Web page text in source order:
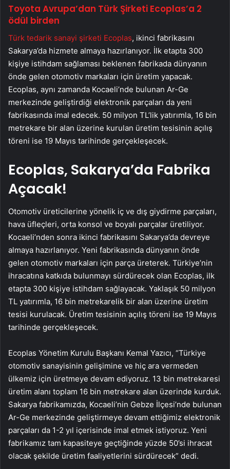
Toyota Avrupa’dan Türk Şirketi Ecoplas’a 2
ödül birden
Türk tedarik sanayi şirketi Ecoplas, ikinci fabrikasını
Sakarya’da hizmete almaya hazırlanıyor. İlk etapta 300
kişiye istihdam sağlaması beklenen fabrikada dünyanın
önde gelen otomotiv markaları için üretim yapacak.
Ecoplas, aynı zamanda Kocaeli’nde bulunan Ar-Ge
merkezinde geliştirdiği elektronik parçaları da yeni
fabrikasında imal edecek. 50 milyon TL’lik yatırımla, 16 bin
metrekare bir alan üzerine kurulan üretim tesisinin açılış
töreni ise 19 Mayıs tarihinde gerçekleşecek.
Ecoplas, Sakarya’da Fabrika
Açacak!
Otomotiv üreticilerine yönelik iç ve dış giydirme parçaları,
hava üfleçleri, orta konsol ve boyalı parçalar üretiliyor.
Kocaeli’nden sonra ikinci fabrikasını Sakarya’da devreye
almaya hazırlanıyor. Yeni fabrikasında dünyanın önde
gelen otomotiv markaları için parça üreterek. Türkiye’nin
ihracatına katkıda bulunmayı sürdürecek olan Ecoplas, ilk
etapta 300 kişiye istihdam sağlayacak. Yaklaşık 50 milyon
TL yatırımla, 16 bin metrekarelik bir alan üzerine üretim
tesisi kurulacak. Üretim tesisinin açılış töreni ise 19 Mayıs
tarihinde gerçekleşecek.
Ecoplas Yönetim Kurulu Başkanı Kemal Yazıcı, “Türkiye
otomotiv sanayisinin gelişimine ve hiç ara vermeden
ülkemiz için üretmeye devam ediyoruz. 13 bin metrekaresi
üretim alanı toplam 16 bin metrekare alan üzerinde kurduk.
Sakarya fabrikamızda, Kocaeli’nin Gebze İlçesi’nde bulunan
Ar-Ge merkezinde geliştirmeye devam ettiğimiz elektronik
parçaları da 1-2 yıl içerisinde imal etmek istiyoruz. Yeni
fabrikamız tam kapasiteye geçtiğinde yüzde 50’si ihracat
olacak şekilde üretim faaliyetlerini sürdürecek” dedi.